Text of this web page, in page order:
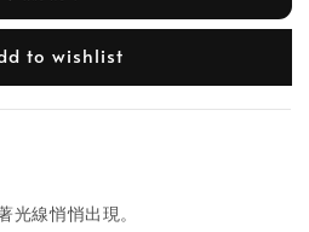
to wishlist
光線悄悄出現。